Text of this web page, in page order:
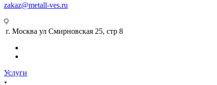
zakaz@metall-ves.ru
г. Москва ул Смирновская 25, стр 8
Услуги